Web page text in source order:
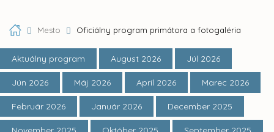
Mesto Oficiálny program primátora a fotogaléria
Aktuálny program August 2026 Júl 2026
Jún 2026 Máj 2026 Apríl 2026 Marec 2026
Február 2026 Január 2026 December 2025